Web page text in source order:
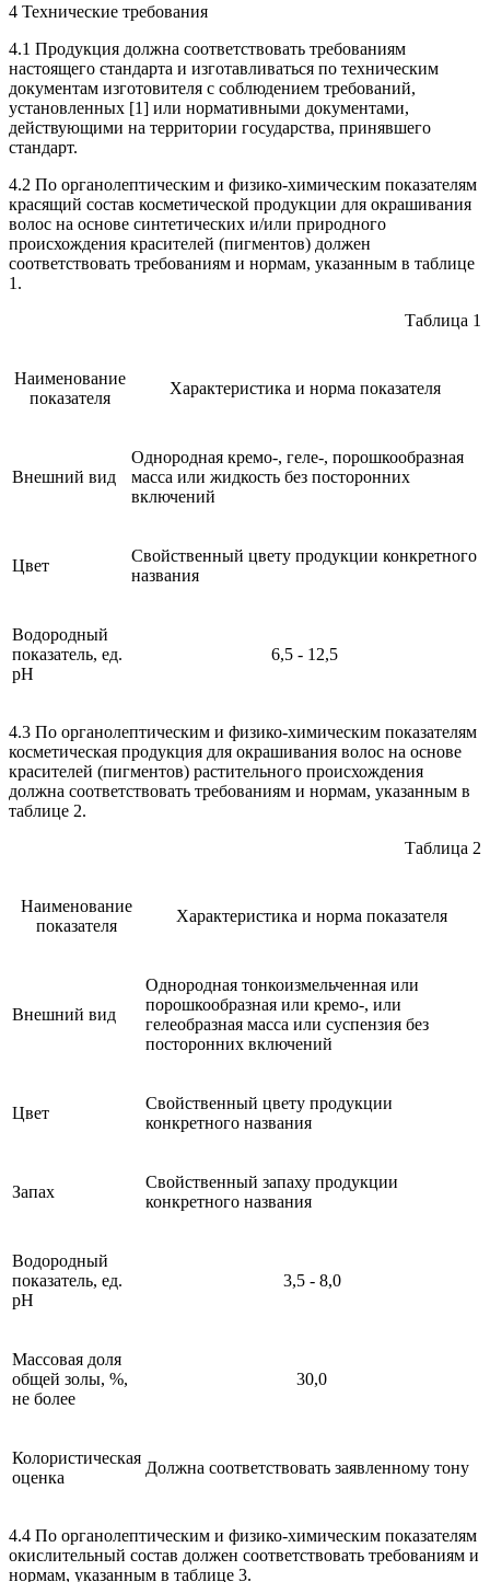
4 Технические требования
4.1 Продукция должна соответствовать требованиям
настоящего стандарта и изготавливаться по техническим
документам изготовителя с соблюдением требований,
установленных [1] или нормативными документами,
действующими на территории государства, принявшего
стандарт.
4.2 По органолептическим и физико-химическим показателям
красящий состав косметической продукции для окрашивания
волос на основе синтетических и/или природного
происхождения красителей (пигментов) должен
соответствовать требованиям и нормам, указанным в таблице
1.
Таблица 1
Наименование
показателя
Характеристика и норма показателя
Внешний вид
Однородная кремо-, геле-, порошкообразная
масса или жидкость без посторонних
включений
Цвет
Свойственный цвету продукции конкретного
названия
Водородный
показатель, ед.
рН
6,5 - 12,5
4.3 По органолептическим и физико-химическим показателям
косметическая продукция для окрашивания волос на основе
красителей (пигментов) растительного происхождения
должна соответствовать требованиям и нормам, указанным в
таблице 2.
Таблица 2
Наименование
показателя
Характеристика и норма показателя
Внешний вид
Однородная тонкоизмельченная или
порошкообразная или кремо-, или
гелеобразная масса или суспензия без
посторонних включений
Цвет
Свойственный цвету продукции
конкретного названия
Запах
Свойственный запаху продукции
конкретного названия
Водородный
показатель, ед.
рН
3,5 - 8,0
Массовая доля
общей золы, %,
не более
30,0
Колористическая
оценка
Должна соответствовать заявленному тону
4.4 По органолептическим и физико-химическим показателям
окислительный состав должен соответствовать требованиям и
нормам, указанным в таблице 3.